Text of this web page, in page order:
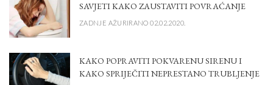
SAVJETI KAKO ZAUSTAVITI POVRAĆANJE
ZADNJE AŽURIRANO 02.02.2020.
KAKO POPRAVITI POKVARENU SIRENU I
KAKO SPRIJEČITI NEPRESTANO TRUBLJENJE